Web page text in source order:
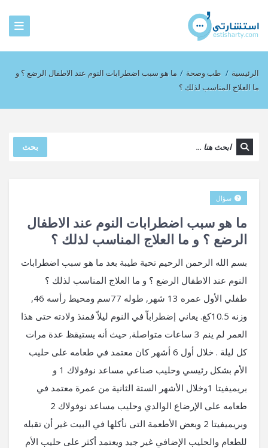
الرئيسية / طب وصحة / ما هو سبب اضطرابات النوم عند الاطفال الرضع ؟ و
ما العلاج المناسب لذلك ؟
بحث
ما هو سبب اضطرابات النوم عند الاطفال
الرضع ؟ و ما العلاج المناسب لذلك ؟
سؤال
بسم الله الرحمن الرحيم تحية طيبة بعد ما هو سبب اضطرابات
النوم عند الاطفال الرضع ؟ و ما العلاج المناسب لذلك ؟
طفلي الأول عمره 13 شهر, طوله 77سم ومحيط رأسه 46,
وزنه 10.5كغ. يعاني إضطراباّ في النوم ليلاّ فمنذ ولادته حتى هذا
العمر لم ينم 3 ساعات متواصلة, حيث أنه يستيقظ عدة مرات
كل ليلة . خلال أول 6 أشهر كان معتمد في طعامه على حليب
الأم بشكل رئيسي وحليب صناعي مساعد نوفولاك 1 و
بريميفيتا 1وخلال الأشهر الستة الثانية من عمرة معتمد في
طعامه على الإرضاع الوالدي وحليب مساعد نوفولاك 2
وبريميفيتا 2 وبعض الأطعمة التى نأكلها في البيت غير أن تقبله
للطعام والحليب الإضافي غير جيد ويعتمد أكثر على حليب الأم